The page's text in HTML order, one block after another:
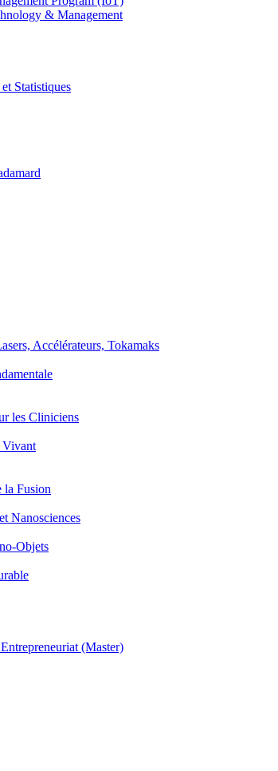
& Management
Statistiques
Accélérateurs, Tokamaks
les Cliniciens
Vivant
la Fusion
Nanosciences
Objets
(Master)